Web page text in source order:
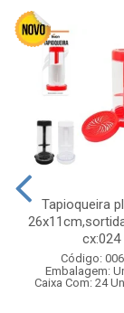
Tapioqueira
cx:024
Código:
Embalagem:
Caixa Com: 24